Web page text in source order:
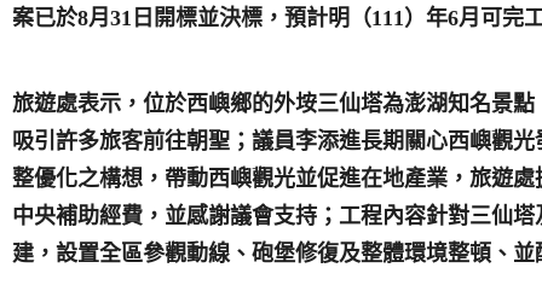
案已於8月31日開標並決標，預計明（111）年6月可完
旅遊處表示，位於西嶼鄉的外垵三仙塔為澎湖知名景
吸引許多旅客前往朝聖；議員李添進長期關心西嶼觀
整優化之構想，帶動西嶼觀光並促進在地產業，旅遊
中央補助經費，並感謝議會支持；工程內容針對三仙
建，設置全區參觀動線、砲堡修復及整體環境整頓、